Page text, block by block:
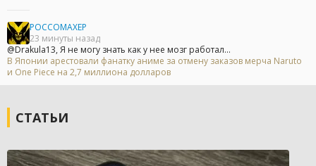
POCCOMAXEP
23 минуты назад
@Drakula13, Я не могу знать как у нее мозг работал...
В Японии арестовали фанатку аниме за отмену заказов мерча Naruto
и One Piece на 2,7 миллиона долларов
СТАТЬИ